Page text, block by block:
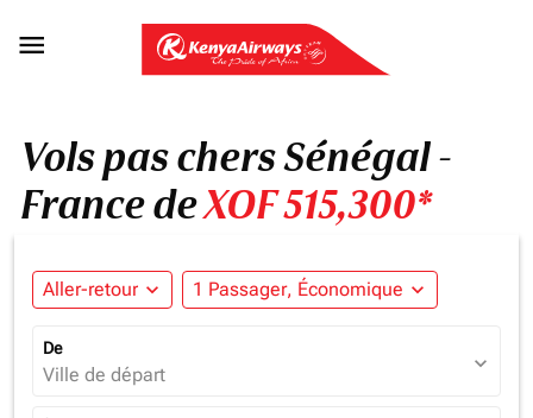

Vols pas chers Sénégal -
France deXOF 515,300*
Aller-retour expand_more 1 Passager, Économique expand_more
De
Ville de départ expand_more